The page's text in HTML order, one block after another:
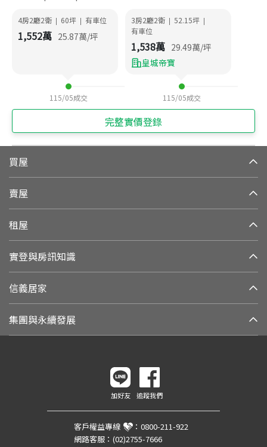
4房2廳2衛 | 60坪 | 有車位
1,552萬 25.87萬/坪
115/05成交
3房2廳2衛 | 52.15坪 |
有車位
1,538萬 29.49萬/坪
皇城帝寶
115/05成交
完整實價登錄
買屋
賣屋
租屋
實登與房訊知識
信義居家
集團與永續發展
加好友 追蹤我們
客戶權益專線 ： 0800-211-922
網路客服： (02)2755-7666